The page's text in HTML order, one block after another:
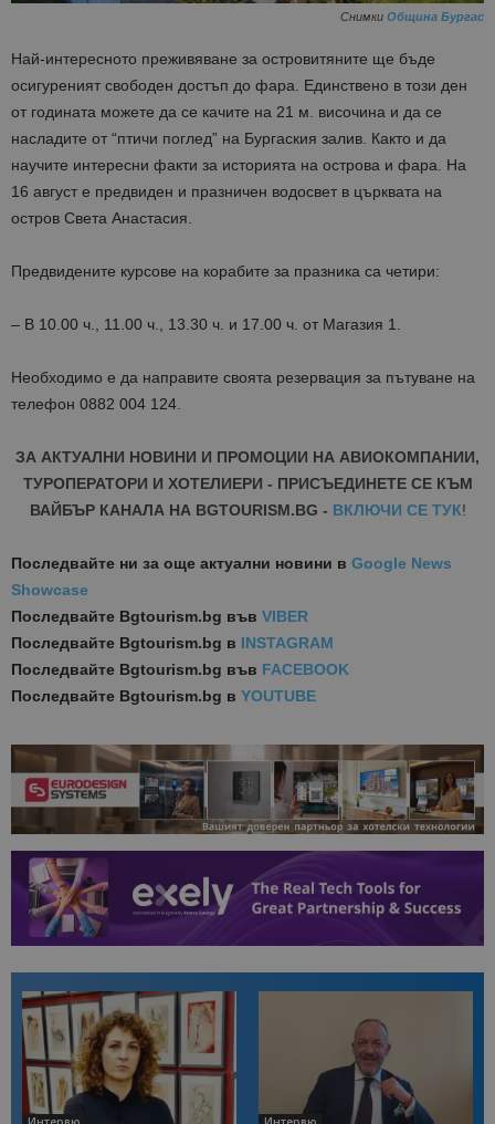
Снимки Община Бургас
Най-интересното преживяване за островитяните ще бъде
осигуреният свободен достъп до фара. Единствено в този ден
от годината можете да се качите на 21 м. височина и да се
насладите от “птичи поглед” на Бургаския залив. Както и да
научите интересни факти за историята на острова и фара. На
16 август е предвиден и празничен водосвет в църквата на
остров Света Анастасия.
Предвидените курсове на корабите за празника са четири:
– В 10.00 ч., 11.00 ч., 13.30 ч. и 17.00 ч. от Магазия 1.
Необходимо е да направите своята резервация за пътуване на
телефон 0882 004 124.
ЗА АКТУАЛНИ НОВИНИ И ПРОМОЦИИ НА АВИОКОМПАНИИ,
ТУРОПЕРАТОРИ И ХОТЕЛИЕРИ - ПРИСЪЕДИНЕТЕ СЕ КЪМ
ВАЙБЪР КАНАЛА НА BGTOURISM.BG - ВКЛЮЧИ СЕ ТУК!
Последвайте ни за още актуални новини в Google News
Showcase
Последвайте Bgtourism.bg във VIBER
Последвайте Bgtourism.bg в INSTAGRAM
Последвайте Bgtourism.bg във FACEBOOK
Последвайте Bgtourism.bg в YOUTUBE